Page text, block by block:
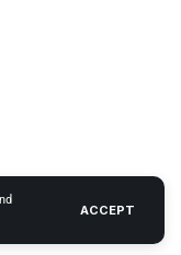
ACCEPT